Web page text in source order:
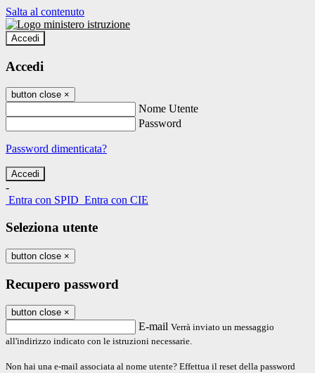
Salta al contenuto
Accedi
Accedi
button close ×
Nome Utente
Password
Password dimenticata?
-
Entra con SPID Entra con CIE
Seleziona utente
button close ×
Recupero password
button close ×
E-mail Verrà inviato un messaggio
all'indirizzo indicato con le istruzioni necessarie.
Non hai una e-mail associata al nome utente? Effettua il reset della password